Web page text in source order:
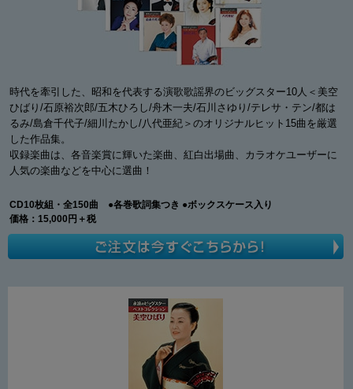
時代を牽引した、昭和を代表する演歌歌謡界のビッグスター10人＜美空
ひばり/石原裕次郎/五木ひろし/舟木一夫/石川さゆり/テレサ・テン/都は
るみ/島倉千代子/細川たかし/八代亜紀＞のオリジナルヒット15曲を厳選
した作品集。
収録楽曲は、各音楽賞に輝いた楽曲、紅白出場曲、カラオケユーザーに
人気の楽曲などを中心に選曲！
CD10枚組・全150曲 ●各巻歌詞集つき ●ボックスケース入り
価格：15,000円＋税